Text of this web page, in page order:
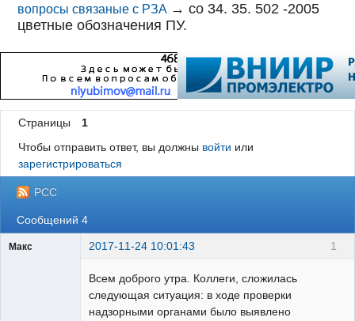
вопросы связаные с РЗА →со 34. 35. 502 -2005
цветные обозначения ПУ.
Страницы
1
Чтобы отправить ответ, вы должны войти или
зарегистрироваться
РСС
Сообщений 4
1
Макс 2017-11-24 10:01:43
Всем доброго утра. Коллеги, сложилась
следующая ситуация: в ходе проверки
надзорными органами было выявлено